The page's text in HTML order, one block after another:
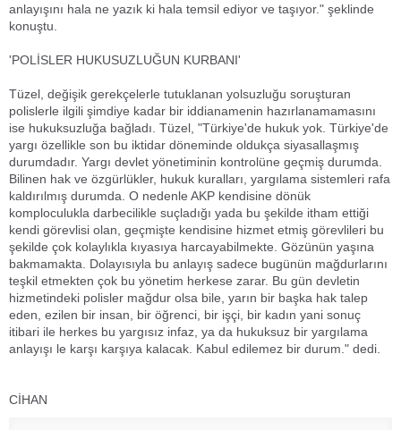
anlayışını hala ne yazık ki hala temsil ediyor ve taşıyor." şeklinde
konuştu.
'POLİSLER HUKUSUZLUĞUN KURBANI'
Tüzel, değişik gerekçelerle tutuklanan yolsuzluğu soruşturan
polislerle ilgili şimdiye kadar bir iddianamenin hazırlanamamasını
ise hukuksuzluğa bağladı. Tüzel, "Türkiye'de hukuk yok. Türkiye'de
yargı özellikle son bu iktidar döneminde oldukça siyasallaşmış
durumdadır. Yargı devlet yönetiminin kontrolüne geçmiş durumda.
Bilinen hak ve özgürlükler, hukuk kuralları, yargılama sistemleri rafa
kaldırılmış durumda. O nedenle AKP kendisine dönük
komploculukla darbecilikle suçladığı yada bu şekilde itham ettiği
kendi görevlisi olan, geçmişte kendisine hizmet etmiş görevlileri bu
şekilde çok kolaylıkla kıyasıya harcayabilmekte. Gözünün yaşına
bakmamakta. Dolayısıyla bu anlayış sadece bugünün mağdurlarını
teşkil etmekten çok bu yönetim herkese zarar. Bu gün devletin
hizmetindeki polisler mağdur olsa bile, yarın bir başka hak talep
eden, ezilen bir insan, bir öğrenci, bir işçi, bir kadın yani sonuç
itibari ile herkes bu yargısız infaz, ya da hukuksuz bir yargılama
anlayışı le karşı karşıya kalacak. Kabul edilemez bir durum." dedi.
CİHAN